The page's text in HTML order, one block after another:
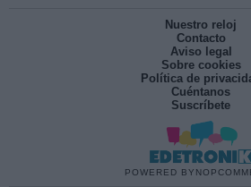
Nuestro reloj
Contacto
Aviso legal
Sobre cookies
Política de
Cuéntanos
Suscríbete
POWERED BY